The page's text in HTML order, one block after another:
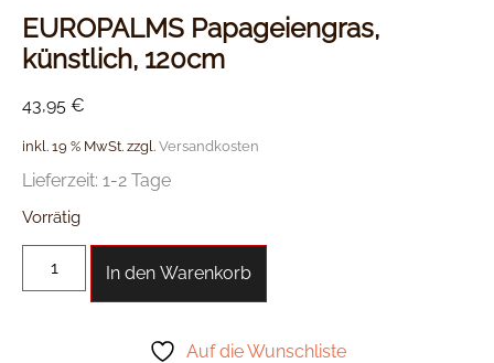
EUROPALMS Papageiengras,
künstlich, 120cm
43,95 €
inkl. 19 % MwSt. zzgl. Versandkosten
Lieferzeit: 1-2 Tage
Vorrätig
In den Warenkorb
Auf die Wunschliste